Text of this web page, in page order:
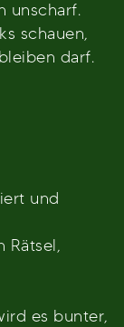
unscharf.
schauen,
darf.
und
Rätsel,
es bunter,